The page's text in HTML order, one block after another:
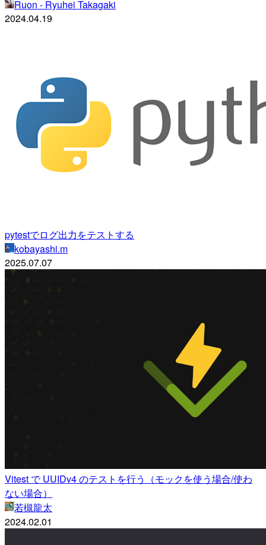
Ruon - Ryuhei Takagaki
2024.04.19
pytestでログ出力をテストする
kobayashi.m
2025.07.07
Vitest で UUIDv4 のテストを行う（モックを使う場合/使わ
ない場合）
若槻龍太
2024.02.01